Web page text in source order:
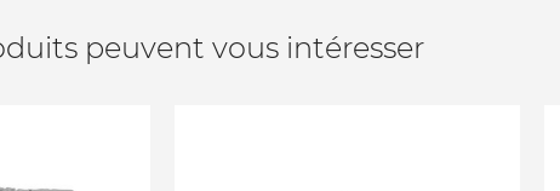
peuvent vous intéresser